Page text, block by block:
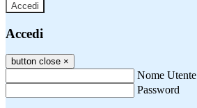
Accedi
Accedi
button close ×
Nome Utente
Password